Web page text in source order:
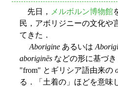
先日，
メルボルン博物館
民，アボリジニーの文化や
てきた．
Aborigine あるいは
aboriginēs などの形に基づ
"from" とギリシア語由来の
る．「土着の」ほどを意味